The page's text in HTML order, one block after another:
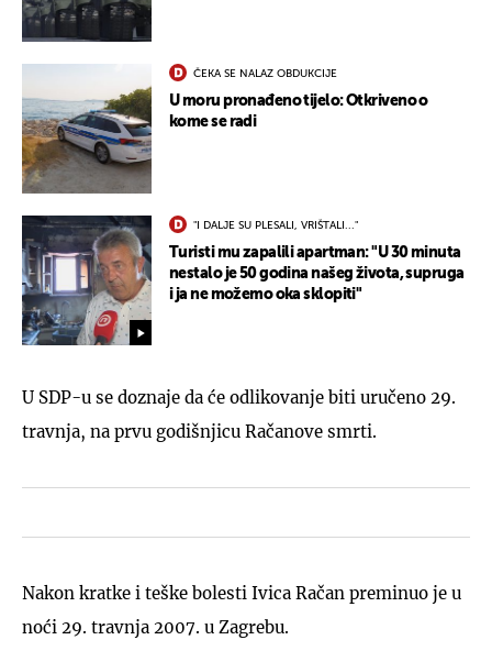
ČEKA SE NALAZ OBDUKCIJE
U moru pronađeno tijelo: Otkriveno o
kome se radi
"I DALJE SU PLESALI, VRIŠTALI..."
Turisti mu zapalili apartman: "U 30 minuta
nestalo je 50 godina našeg života, supruga
i ja ne možemo oka sklopiti"
U SDP-u se doznaje da će odlikovanje biti uručeno 29.
travnja, na prvu godišnjicu Račanove smrti.
Nakon kratke i teške bolesti Ivica Račan preminuo je u
noći 29. travnja 2007. u Zagrebu.